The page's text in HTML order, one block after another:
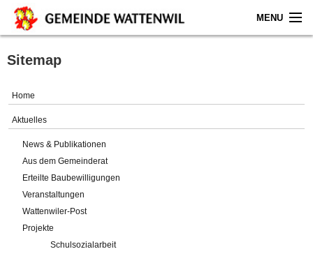
MENU
Home
Gemeinde
Verwaltung
Online-Service
Sitemap
Home
Aktuelles
News & Publikationen
Aus dem Gemeinderat
Erteilte Baubewilligungen
Veranstaltungen
Wattenwiler-Post
Projekte
Schulsozialarbeit